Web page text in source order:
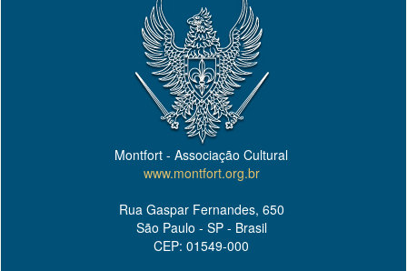
Montfort - Associação Cultural
www.montfort.org.br
Rua Gaspar Fernandes, 650
São Paulo - SP - Brasil
CEP: 01549-000